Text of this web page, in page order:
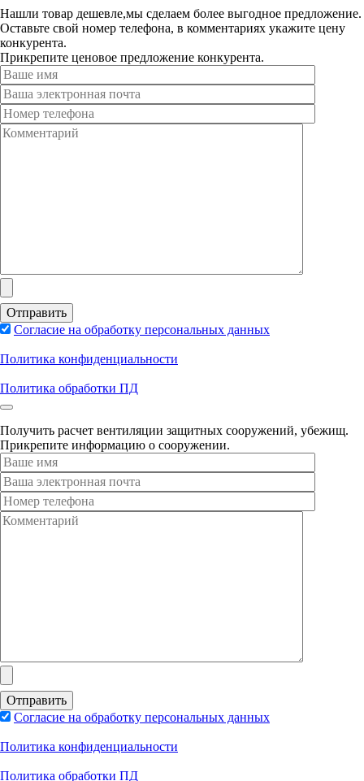
Нашли товар дешевле,мы сделаем более выгодное предложение.
Оставьте свой номер телефона, в комментариях укажите цену
конкурента.
Прикрепите ценовое предложение конкурента.
Согласие на обработку персональных данных
Политика конфиденциальности
Политика обработки ПД
Получить расчет вентиляции защитных сооружений, убежищ.
Прикрепите информацию о сооружении.
Согласие на обработку персональных данных
Политика конфиденциальности
Политика обработки ПД